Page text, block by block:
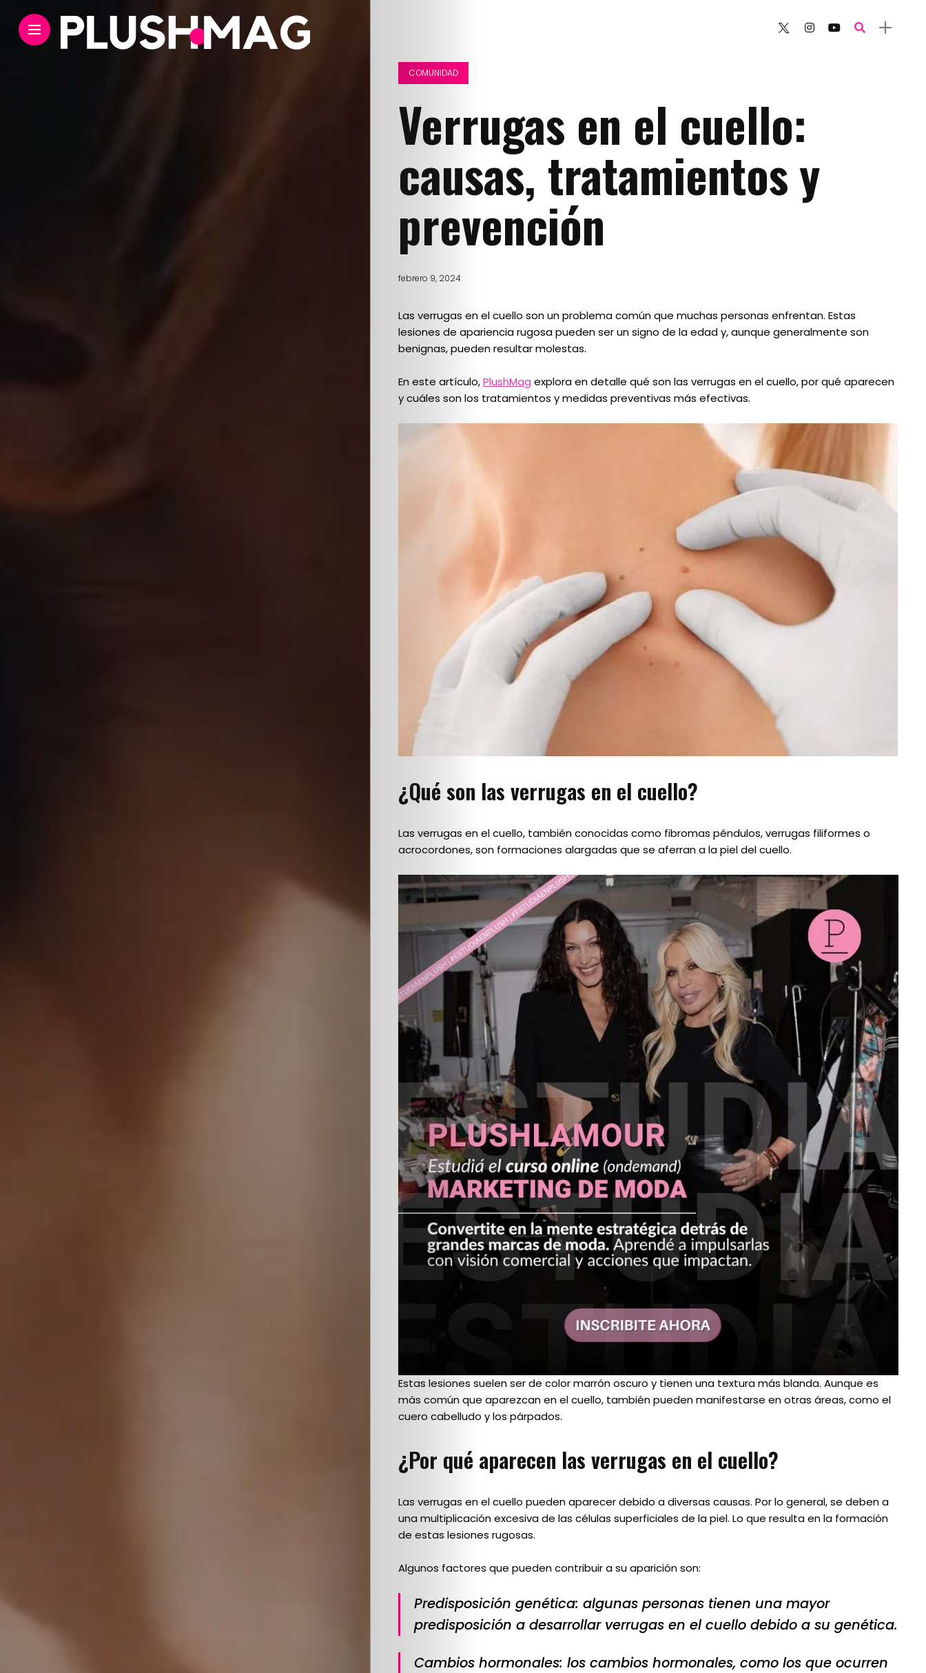
Somos
Editoriales
Comunidad
Los
Elegidos
Cultura
PLOP
Imagen
COMUNIDAD
Verrugas en el cuello:
causas, tratamientos y
prevención
febrero 9, 2024
Las verrugas en el cuello son un problema común que muchas personas enfrentan. Estas
lesiones de apariencia rugosa pueden ser un signo de la edad y, aunque generalmente son
benignas, pueden resultar molestas.
En este artículo,PlushMag explora en detalle qué son las verrugas en el cuello, por qué aparecen
y cuáles son los tratamientos y medidas preventivas más efectivas.
¿Qué son las verrugas en el cuello?
Las verrugas en el cuello, también conocidas como fibromas péndulos, verrugas filiformes o
acrocordones, son formaciones alargadas que se aferran a la piel del cuello.
Estas lesiones suelen ser de color marrón oscuro y tienen una textura más blanda. Aunque es
más común que aparezcan en el cuello, también pueden manifestarse en otras áreas, como el
cuero cabelludo y los párpados.
¿Por qué aparecen las verrugas en el cuello?
Las verrugas en el cuello pueden aparecer debido a diversas causas. Por lo general, se deben a
una multiplicación excesiva de las células superficiales de la piel. Lo que resulta en la formación
de estas lesiones rugosas.
Algunos factores que pueden contribuir a su aparición son:
Predisposición genética: algunas personas tienen una mayor
predisposición a desarrollar verrugas en el cuello debido a su genética.
Cambios hormonales: los cambios hormonales, como los que ocurren